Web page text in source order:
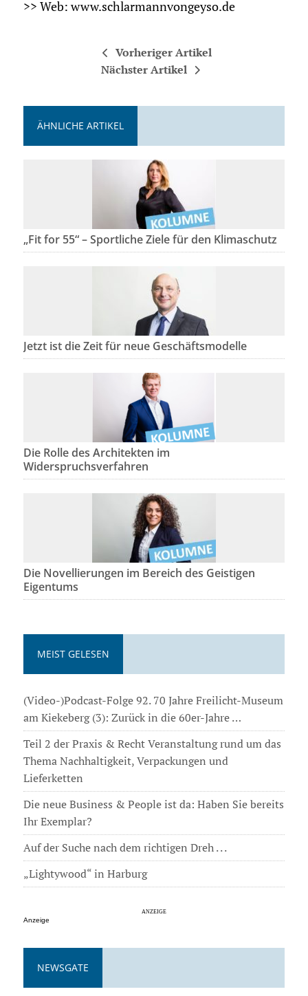
>> Web: www.schlarmannvongeyso.de
Vorheriger Artikel
Nächster Artikel
ÄHNLICHE ARTIKEL
„Fit for 55“ – Sportliche Ziele für den Klimaschutz
Jetzt ist die Zeit für neue Geschäftsmodelle
Die Rolle des Architekten im
Widerspruchsverfahren
Die Novellierungen im Bereich des Geistigen
Eigentums
MEIST GELESEN
(Video-)Podcast-Folge 92. 70 Jahre Freilicht-Museum
am Kiekeberg (3): Zurück in die 60er-Jahre …
Teil 2 der Praxis & Recht Veranstaltung rund um das
Thema Nachhaltigkeit, Verpackungen und
Lieferketten
Die neue Business & People ist da: Haben Sie bereits
Ihr Exemplar?
Auf der Suche nach dem richtigen Dreh . . .
„Lightywood“ in Harburg
Anzeige
NEWSGATE